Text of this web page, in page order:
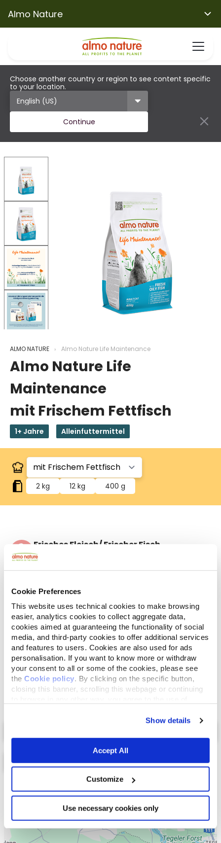
Cookie Preferences
This website uses technical cookies to make browsing
easier, analytics cookies to collect aggregate data,
cookies aimed at guaranteeing the functionality of social
media, and third-party cookies to offer additional services
and features to users. Cookies are also used for ads
personalisation. If you want to know more or withdraw
your consent to all or some of the cookies, please see
the Cookie policy. By clicking on the specific button,
closing this banner, scrolling this webpage or continuing
Show details
Accept All
Customize
Use necessary cookies only
Almo Nature
Choose another country or region to see content specific
to your location.
Continue
ALMO NATURE Almo Nature Life Maintenance
Almo Nature Life
Maintenance
mit Frischem Fettfisch
1+ Jahre Alleinfuttermittel
2 kg 12 kg 400 g
Frisches Fleisch/ Frischer Fisch
Enthält frisches Fleisch oder Fisch für eine hohe
Schmackhaftigkeit
Frische Sardellen* 26%, Mais**, getrocknetes Huhn
19,2%, Reis, Hühnerfett, Maisproteine**, hydrolysierte
Tierproteine, Vollkornreismehl, Mineralstoffe,
Mannan-Oligosaccharide 0,1%, Inulin aus Zichorie -
Quelle von FOS- 0,1%. *Natürliche Quelle von
Omega-3. **No GMO.
Liste Karte